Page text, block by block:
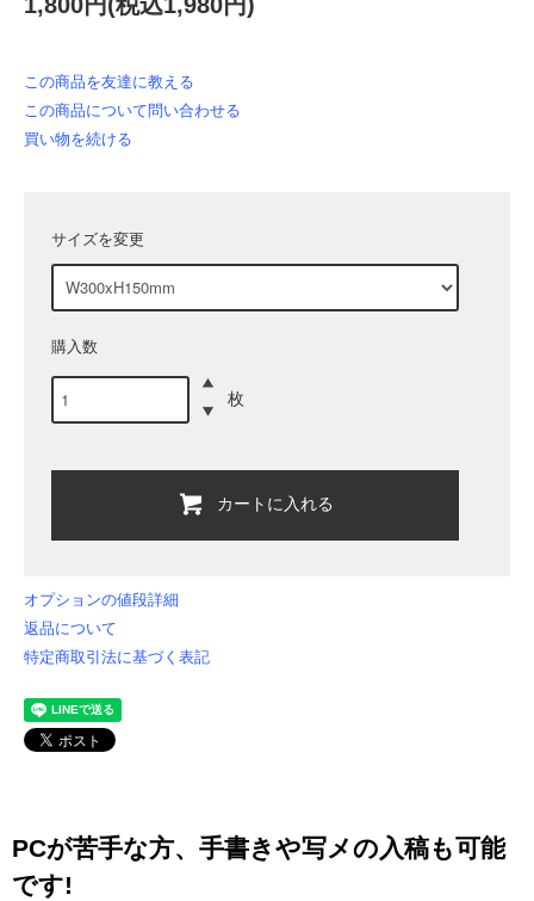
この商品を友達に教える
この商品について問い合わせる
買い物を続ける
サイズを変更
購入数
枚
カートに入れる
オプションの値段詳細
返品について
特定商取引法に基づく表記
PCが苦手な方、手書きや写メの入稿も可能
です!